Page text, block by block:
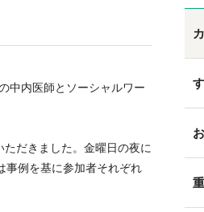
中内医師とソーシャルワー
だきました。金曜日の夜に
事例を基に参加者それぞれ